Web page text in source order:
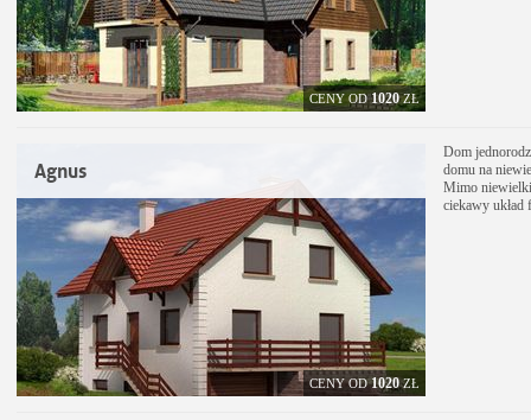
CENY OD1020ZŁ
Agnus
CENY OD1020ZŁ
Dom
domu na
Mimo
ciekawy układ